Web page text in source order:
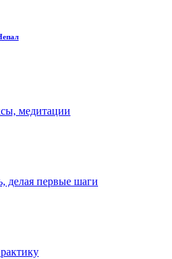
медитации
делая первые шаги